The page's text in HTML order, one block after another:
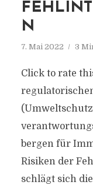
N
7. Mai 2022 3
Click to rate
bergen für
Risiken der
schlägt sich